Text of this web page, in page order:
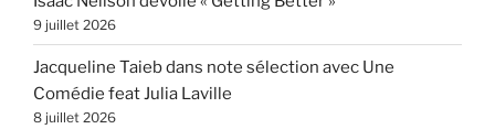
9 juillet 2026
Jacqueline Taieb dans note sélection avec Une
Comédie feat Julia Laville
8 juillet 2026